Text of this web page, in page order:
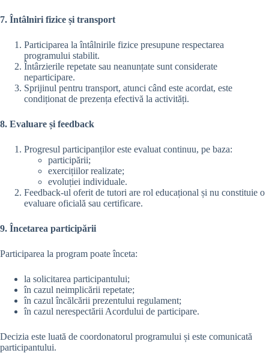
7. Întâlniri fizice și transport
Participarea la întâlnirile fizice presupune respectarea
programului stabilit.
Întârzierile repetate sau neanunțate sunt considerate
neparticipare.
Sprijinul pentru transport, atunci când este acordat, este
condiționat de prezența efectivă la activități.
8. Evaluare și feedback
Progresul participanților este evaluat continuu, pe baza:
participării;
exercițiilor realizate;
evoluției individuale.
Feedback-ul oferit de tutori are rol educațional și nu constituie o
evaluare oficială sau certificare.
9. Încetarea participării
Participarea la program poate înceta:
la solicitarea participantului;
în cazul neimplicării repetate;
în cazul încălcării prezentului regulament;
în cazul nerespectării Acordului de participare.
Decizia este luată de coordonatorul programului și este comunicată
participantului.